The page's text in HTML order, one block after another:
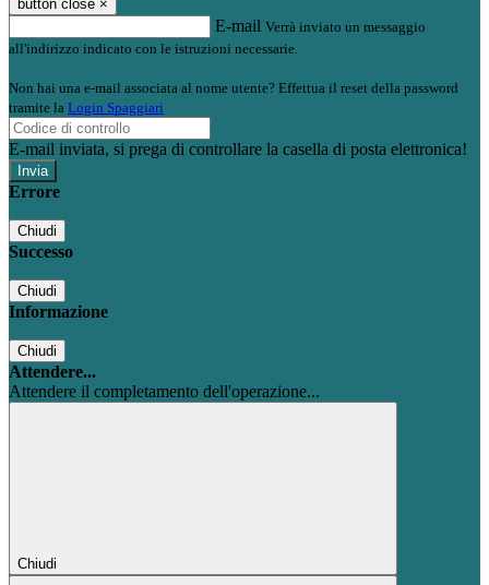
button close ×
E-mail Verrà inviato un messaggio
all'indirizzo indicato con le istruzioni necessarie.
Non hai una e-mail associata al nome utente? Effettua il reset della password
tramite la Login Spaggiari
E-mail inviata, si prega di controllare la casella di posta elettronica!
Errore
Chiudi
Successo
Chiudi
Informazione
Chiudi
Attendere...
Attendere il completamento dell'operazione...
Chiudi